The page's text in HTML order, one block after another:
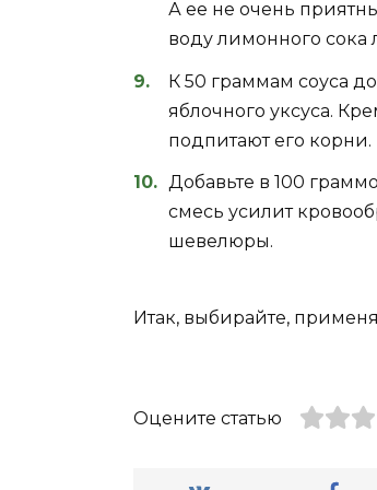
А ее не очень
воду лимонного сока
К 50 граммам соуса
яблочного уксуса.
подпитают его корни.
Добавьте в 100
смесь усилит
шевелюры.
Итак, выбирайте,
Оцените статью